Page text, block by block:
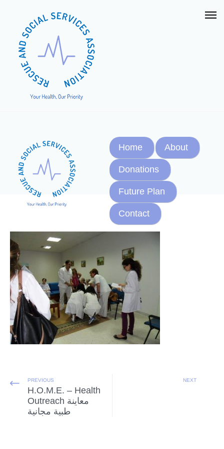
Home About
Donations
Future Plan
Contact
PREVIOUS
H.O.M.E. – Health
Outreach معاينة
طبية مجانية
NEXT